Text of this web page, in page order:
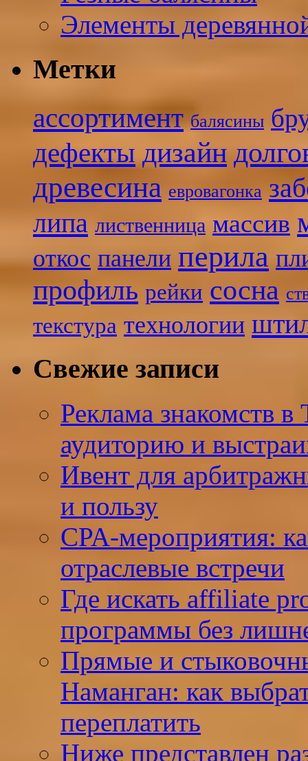
Элементы
Метки
ассортимент балясины
дефекты дизайн
древесина евровагонка
липа лиственница массив
откос панели перила
профиль рейки сосна
текстура технологии
Свежие записи
Реклама знакомств в
аудиторию и
Ивент для
и пользу
CPA-мероприятия:
отраслевые встречи
Где искать affiliate
программы без
Прямые и
Наманган: как
переплатить
Ниже представлен